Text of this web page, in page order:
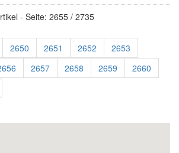
- Seite: 2655 / 2735
2650 2651 2652
2653
2657 2658 2659
2660